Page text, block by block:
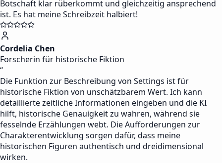
Botschaft klar rüberkommt und gleichzeitig ansprechend
ist. Es hat meine Schreibzeit halbiert!
Cordelia Chen
Forscherin für historische Fiktion
“
Die Funktion zur Beschreibung von Settings ist für
historische Fiktion von unschätzbarem Wert. Ich kann
detaillierte zeitliche Informationen eingeben und die KI
hilft, historische Genauigkeit zu wahren, während sie
fesselnde Erzählungen webt. Die Aufforderungen zur
Charakterentwicklung sorgen dafür, dass meine
historischen Figuren authentisch und dreidimensional
wirken.